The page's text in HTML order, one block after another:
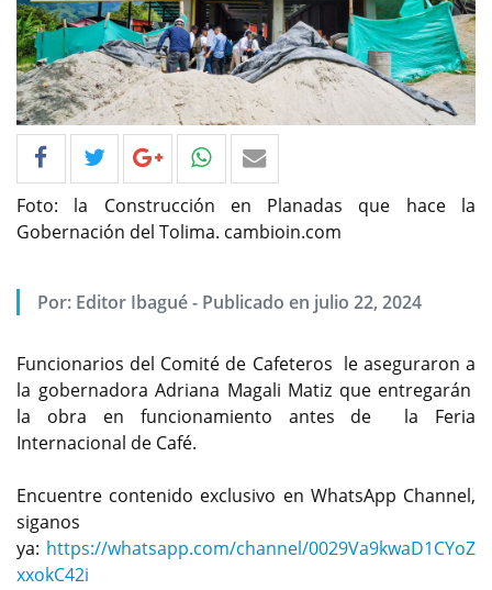
Foto: la Construcción en Planadas que hace la
Gobernación del Tolima. cambioin.com
Por: Editor Ibagué - Publicado en julio 22, 2024
Funcionarios del Comité de Cafeteros le aseguraron a
la gobernadora Adriana Magali Matiz que entregarán
la obra en funcionamiento antes de la Feria
Internacional de Café.
Encuentre contenido exclusivo en WhatsApp Channel,
siganos
ya: https://whatsapp.com/channel/0029Va9kwaD1CYoZ
xxokC42i